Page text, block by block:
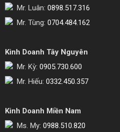
Mr. Luân: 0898.517.316
Mr. Tùng: 0704.484.162
Kinh Doanh Tây Nguyên
Mr. Kỳ: 0905.730.600
Mr. Hiếu: 0332.450.357
Kinh Doanh Miền Nam
Ms. My: 0988.510.820